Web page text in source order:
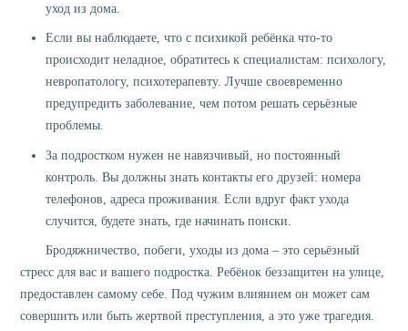
уход из дома.
Если вы наблюдаете, что с психикой ребёнка что-то
происходит неладное, обратитесь к специалистам: психологу,
невропатологу, психотерапевту. Лучше своевременно
предупредить заболевание, чем потом решать серьёзные
проблемы.
За подростком нужен не навязчивый, но постоянный
контроль. Вы должны знать контакты его друзей: номера
телефонов, адреса проживания. Если вдруг факт ухода
случится, будете знать, где начинать поиски.
Бродяжничество, побеги, уходы из дома – это серьёзный
стресс для вас и вашего подростка. Ребёнок беззащитен на улице,
предоставлен самому себе. Под чужим влиянием он может сам
совершить или быть жертвой преступления, а это уже трагедия.